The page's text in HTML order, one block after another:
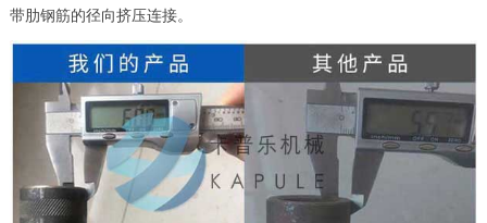
带肋钢筋的径向挤压连接。